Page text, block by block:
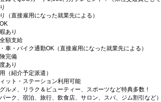
（直接雇用になった就業先による）
あり
額支給
車・バイク通勤OK（直接雇用になった就業先による）
完備
あり
（紹介予定派遣）
ット・ステーション利用可能
ルメ、リラク＆ビューティー、スポーツなど特典多数！
パーク、宿泊、旅行、飲食店、サロン、スパ、ジム割引など）